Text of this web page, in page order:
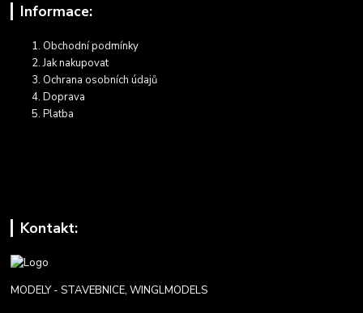
Informace:
Obchodní podmínky
Jak nakupovat
Ochrana osobních údajů
Doprava
Platba
Kontakt:
MODELY - STAVEBNICE, WINGLMODELS